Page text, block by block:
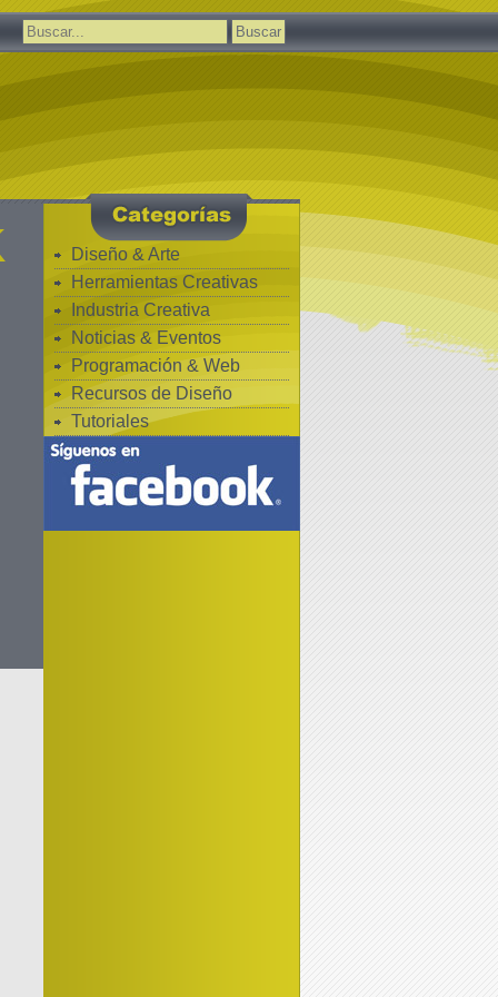
Buscar:
Diseño & Arte
Herramientas Creativas
Industria Creativa
Noticias & Eventos
Programación & Web
Recursos de Diseño
Tutoriales